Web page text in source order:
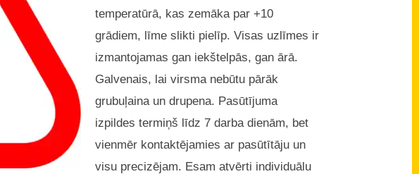
temperatūrā, kas zemāka par +10
grādiem, līme slikti pielīp. Visas uzlīmes ir
izmantojamas gan iekštelpās, gan ārā.
Galvenais, lai virsma nebūtu pārāk
grubuļaina un drupena. Pasūtījuma
izpildes termiņš līdz 7 darba dienām, bet
vienmēr kontaktējamies ar pasūtītāju un
visu precizējam. Esam atvērti individuālu